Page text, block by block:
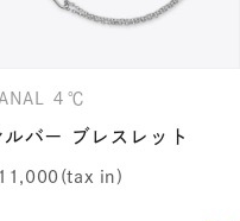
４℃
ルバー ブレスレット
11,000